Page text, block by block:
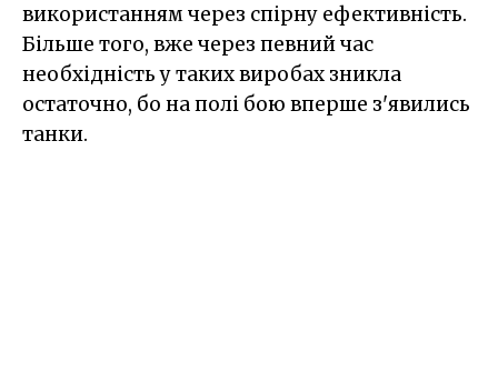
використанням через спірну ефективність.
Більше того, вже через певний час
необхідність у таких виробах зникла
остаточно, бо на полі бою вперше з'явились
танки.